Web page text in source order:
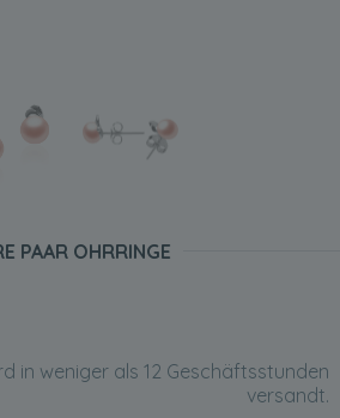
PAAR OHRRINGE
in weniger als 12 Geschäftsstunden
versandt.